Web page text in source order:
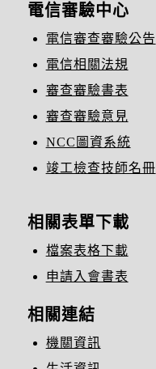
電信審驗中心
電信審查審驗公告
電信相關法規
審查審驗書表
審查審驗意見
NCC圖資系統
竣工檢查技師名冊
相關表單下載
檔案表格下載
申請入會書表
相關連結
機關資訊